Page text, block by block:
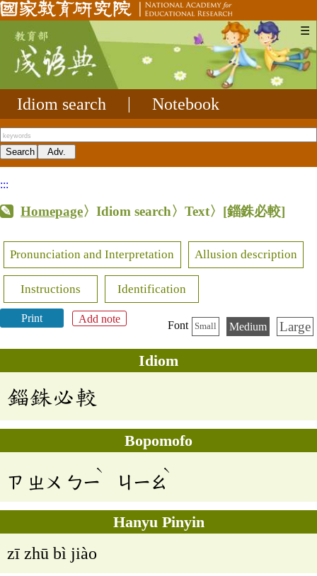
☰
Idiom search Notebook
:::
Homepage〉Idiom search〉Text〉 [錙銖必較]
Pronunciation and Interpretation Allusion description
Instructions Identification
Print Add note
Font Small Medium Large
Idiom
錙銖必較
Bopomofo
ㄗ ㄓㄨ ㄅㄧ
ˋ
ㄐㄧㄠ
ˋ
Hanyu Pinyin
zī zhū bì jiào